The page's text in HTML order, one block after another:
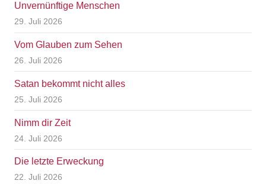
Unvernünftige Menschen
29. Juli 2026
Vom Glauben zum Sehen
26. Juli 2026
Satan bekommt nicht alles
25. Juli 2026
Nimm dir Zeit
24. Juli 2026
Die letzte Erweckung
22. Juli 2026